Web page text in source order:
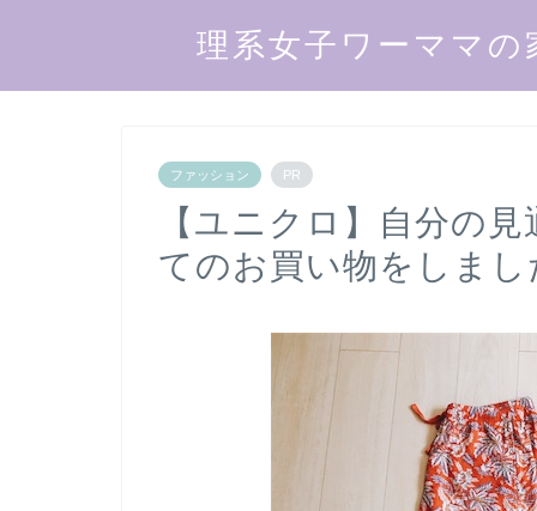
理系女子ワーママ
ファッション PR
【ユニクロ】自分の
てのお買い物をしまし